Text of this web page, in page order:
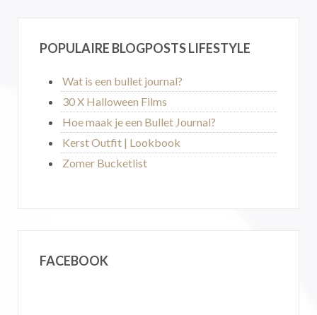
POPULAIRE BLOGPOSTS LIFESTYLE
Wat is een bullet journal?
30 X Halloween Films
Hoe maak je een Bullet Journal?
Kerst Outfit | Lookbook
Zomer Bucketlist
FACEBOOK